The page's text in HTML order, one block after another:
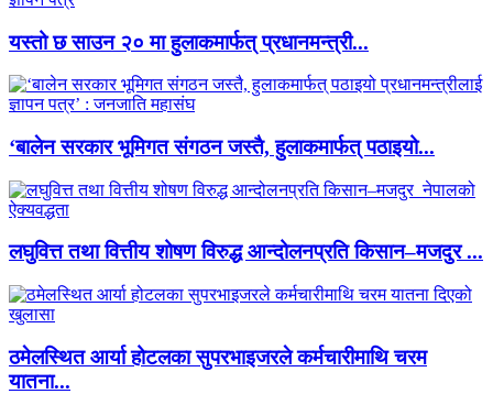
यस्तो छ साउन २० मा हुलाकमार्फत् प्रधानमन्त्री...
‘बालेन सरकार भूमिगत संगठन जस्तै, हुलाकमार्फत् पठाइयो...
लघुवित्त तथा वित्तीय शोषण विरुद्ध आन्दोलनप्रति किसान–मजदुर ...
ठमेलस्थित आर्या होटलका सुपरभाइजरले कर्मचारीमाथि चरम
यातना...